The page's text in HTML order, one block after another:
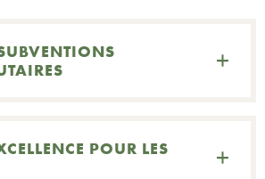
POUR LES